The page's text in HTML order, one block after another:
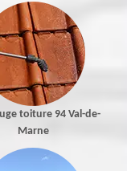
toiture 94 Val-de-
Marne